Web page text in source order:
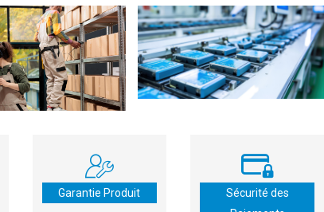
Garantie Produit
Sécurité des